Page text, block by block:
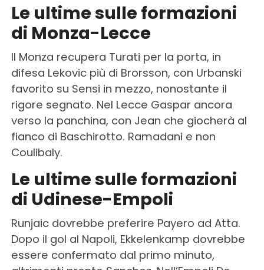
Le ultime sulle formazioni
di Monza-Lecce
Il Monza recupera Turati per la porta, in
difesa Lekovic più di Brorsson, con Urbanski
favorito su Sensi in mezzo, nonostante il
rigore segnato. Nel Lecce Gaspar ancora
verso la panchina, con Jean che giocherà al
fianco di Baschirotto. Ramadani e non
Coulibaly.
Le ultime sulle formazioni
di Udinese-Empoli
Runjaic dovrebbe preferire Payero ad Atta.
Dopo il gol al Napoli, Ekkelenkamp dovrebbe
essere confermato dal primo minuto,